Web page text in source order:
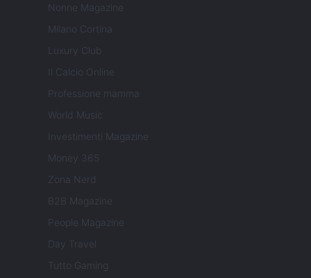
Nonne Magazine
Milano Cortina
Luxury Club
Il Calcio Online
Professione mamma
World Music
Investimenti Magazine
Money 365
Zona Nerd
B2B Magazine
People Magazine
Day Travel
Tutto Gaming